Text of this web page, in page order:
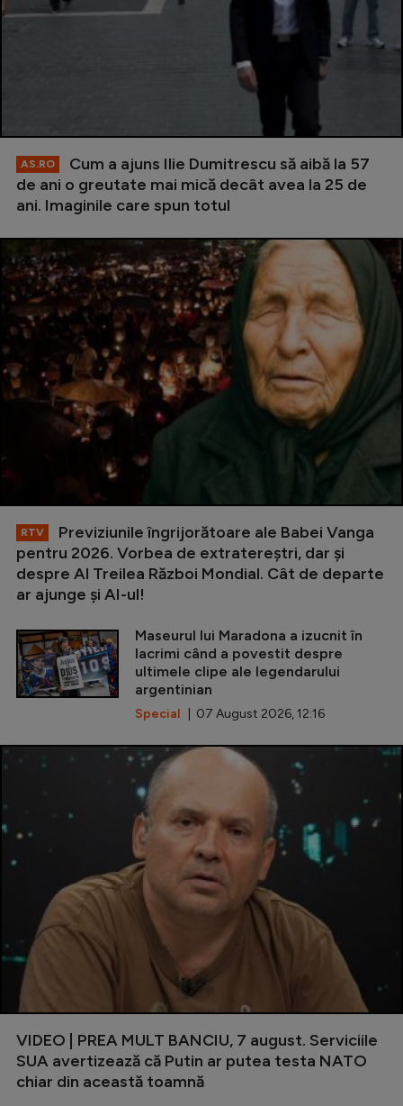
AS.RO
Cum a ajuns Ilie Dumitrescu să aibă la 57
de ani o greutate mai mică decât avea la 25 de
ani. Imaginile care spun totul
RTV
Previziunile îngrijorătoare ale Babei Vanga
pentru 2026. Vorbea de extratereștri, dar și
despre Al Treilea Război Mondial. Cât de departe
ar ajunge și AI-ul!
Maseurul lui Maradona a izucnit în
lacrimi când a povestit despre
ultimele clipe ale legendarului
argentinian
Special | 07 August 2026, 12:16
VIDEO | PREA MULT BANCIU, 7 august. Serviciile
SUA avertizează că Putin ar putea testa NATO
chiar din această toamnă